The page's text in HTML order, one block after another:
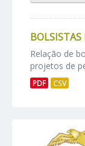
Relação de
projetos de
PDF CSV